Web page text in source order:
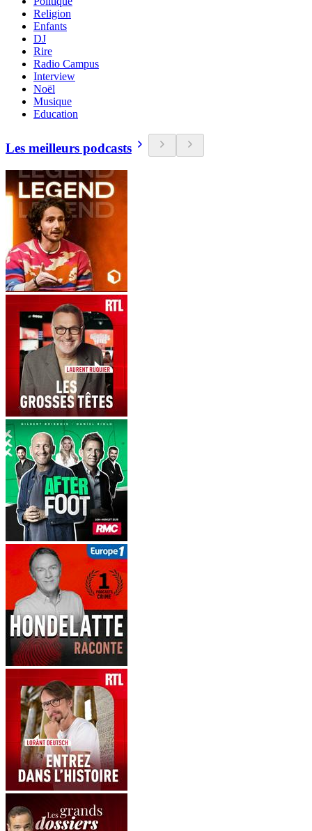
Religion
Enfants
DJ
Rire
Radio Campus
Interview
Noël
Musique
Education
Les meilleurs podcasts